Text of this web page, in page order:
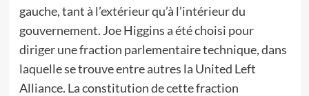
gauche, tant à l’extérieur qu’à l’intérieur du
gouvernement. Joe Higgins a été choisi pour
diriger une fraction parlementaire technique, dans
laquelle se trouve entre autres la United Left
Alliance. La constitution de cette fraction